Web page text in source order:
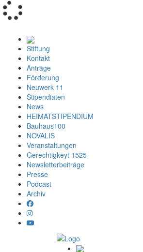
Stiftung
Kontakt
Anträge
Förderung
Neuwerk 11
Stipendiaten
News
HEIMATSTIPENDIUM
Bauhaus100
NOVALIS
Veranstaltungen
Gerechtigkeyt 1525
Newsletterbeiträge
Presse
Podcast
Archiv